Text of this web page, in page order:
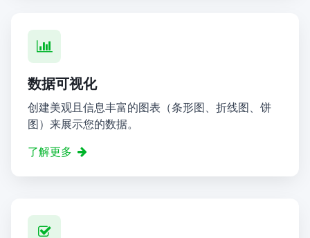
数据可视化
创建美观且信息丰富的图表（条形图、折线图、饼
图）来展示您的数据。
了解更多